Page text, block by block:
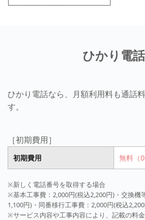
ひかり電話
ひかり電話なら、月額利用料も通話
す。
［初期費用］
初期費用 無料（0
※新しく電話番号を取得する場合
※基本工事費：2,000円(税込2,200円)・交換機
1,100円)・同番移行工事費：2,000円(税込
※サービス内容や工事内容により、記載の料